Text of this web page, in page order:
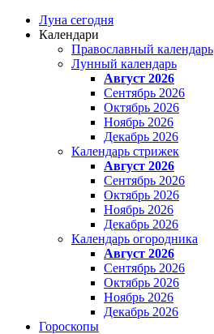
Луна сегодня
Календари
Православный календарь
Лунный календарь
Август 2026
Сентябрь 2026
Октябрь 2026
Ноябрь 2026
Декабрь 2026
Календарь стрижек
Август 2026
Сентябрь 2026
Октябрь 2026
Ноябрь 2026
Декабрь 2026
Календарь огородника
Август 2026
Сентябрь 2026
Октябрь 2026
Ноябрь 2026
Декабрь 2026
Гороскопы